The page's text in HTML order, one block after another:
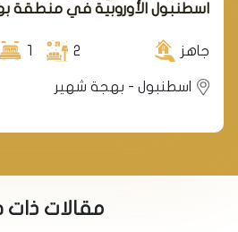
اسطنبول الأوروبية في منطقة
جاهز 2
1
اسطنبول - بهجة شهير
مقالات ذات